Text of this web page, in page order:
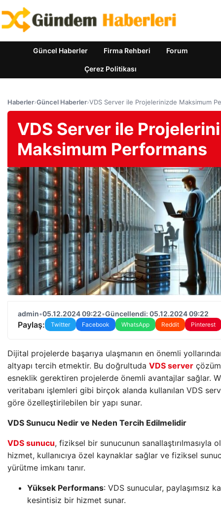
Güncel Haberler Firma Rehberi Forum
Çerez Politikası
Haberler›Güncel Haberler›VDS Server ile Projelerinizde Maksimum
VDS Server ile
Maksimum Performans
admin•05.12.2024 09:22•Güncellendi: 05.12.2024 09:22
Paylaş: Twitter Facebook WhatsApp Reddit Pinterest
Dijital projelerde başarıya ulaşmanın en önemli
altyapı tercih etmektir. Bu doğrultuda VDS server
esneklik gerektiren projelerde önemli avantajlar sağlar.
veritabanı işlemleri gibi birçok alanda kullanılan VDS
göre özelleştirilebilen bir yapı sunar.
VDS Sunucu Nedir ve Neden Tercih Edilmelidir
VDS sunucu, fiziksel bir sunucunun sanallaştırılmasıyla
hizmet, kullanıcıya özel kaynaklar sağlar ve fiziksel
yürütme imkanı tanır.
Yüksek Performans: VDS sunucular, paylaşımsız
kesintisiz bir hizmet sunar.